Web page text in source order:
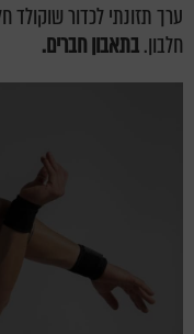
חלבון.בתאבון חברים.